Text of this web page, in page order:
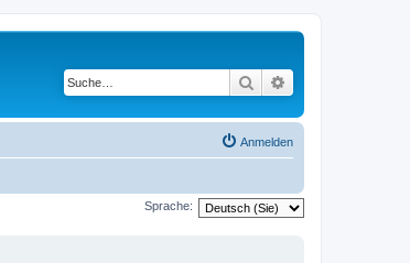
Suche
Anmelden
Sprache: